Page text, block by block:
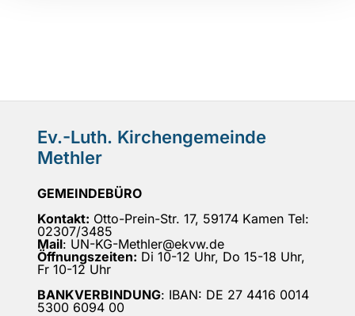
Ev.-Luth. Kirchengemeinde
Methler
GEMEINDEBÜRO
Kontakt: Otto-Prein-Str. 17, 59174 Kamen Tel:
02307/3485
Mail: UN-KG-Methler@ekvw.de
Öffnungszeiten: Di 10-12 Uhr, Do 15-18 Uhr,
Fr 10-12 Uhr
BANKVERBINDUNG: IBAN: DE 27 4416 0014
5300 6094 00